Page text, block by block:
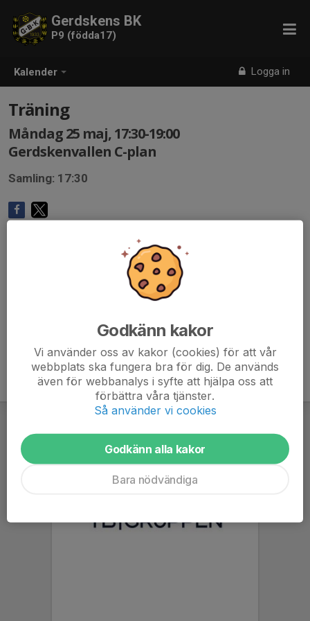
Kalender Logga in
Gerdskens BK
P9 (födda17)
Träning
Måndag 25 maj, 17:30-19:00
Gerdskenvallen C-plan
Samling: 17:30
Godkänn kakor
Vi använder oss av kakor (cookies) för att vår
webbplats ska fungera bra för dig. De används
även för webbanalys i syfte att hjälpa oss att
förbättra våra tjänster.
Så använder vi cookies
Godkänn alla kakor
Bara nödvändiga